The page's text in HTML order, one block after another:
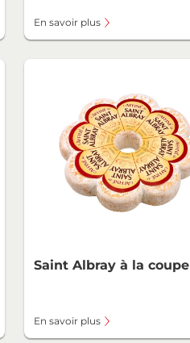
En savoir plus
Saint Albray à la coupe
En savoir plus